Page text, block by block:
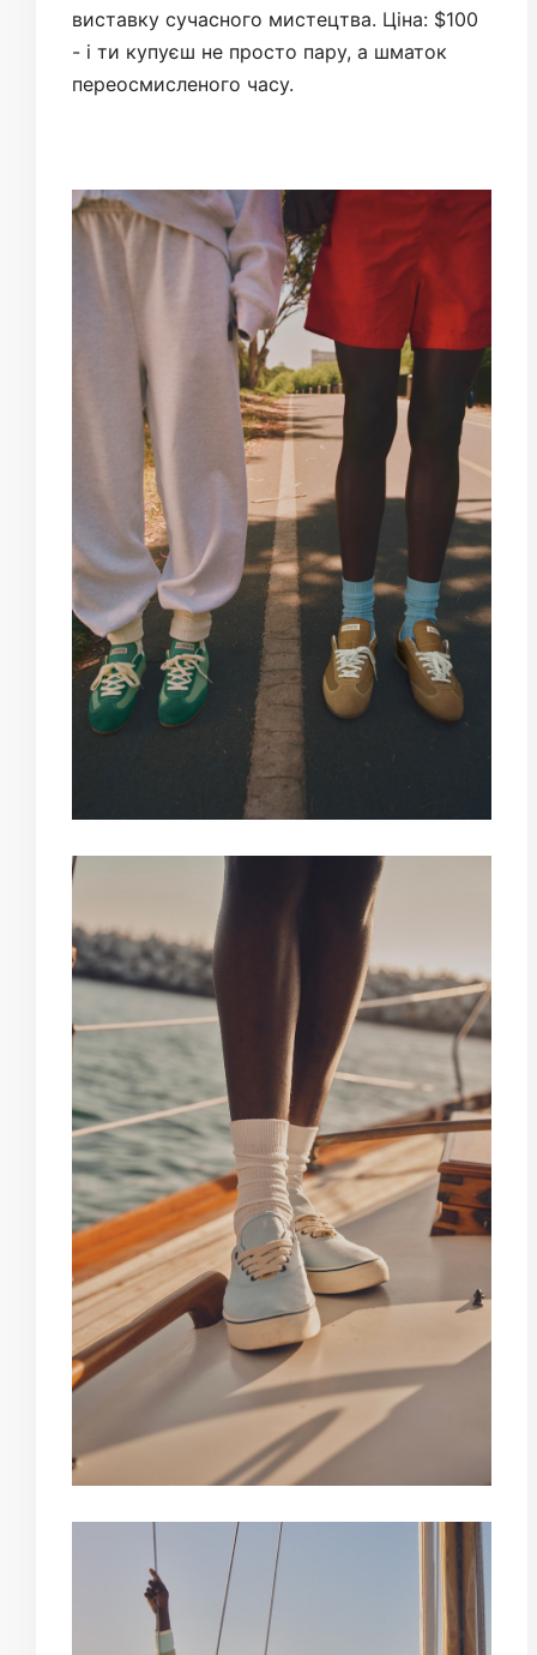
виставку сучасного мистецтва. Ціна: $100
- і ти купуєш не просто пару, а шматок
переосмисленого часу.